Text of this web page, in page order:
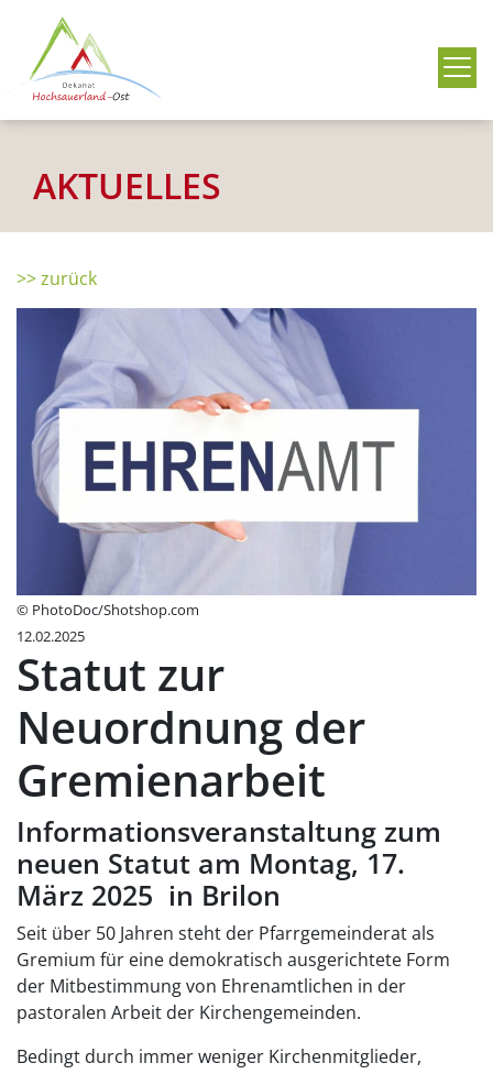
AKTUELLES
>> zurück
© PhotoDoc/Shotshop.com
12.02.2025
Statut zur
Neuordnung der
Gremienarbeit
Informationsveranstaltung zum
neuen Statut am Montag, 17.
März 2025 in Brilon
Seit über 50 Jahren steht der Pfarrgemeinderat als
Gremium für eine demokratisch ausgerichtete Form
der Mitbestimmung von Ehrenamtlichen in der
pastoralen Arbeit der Kirchengemeinden.
Bedingt durch immer weniger Kirchenmitglieder,